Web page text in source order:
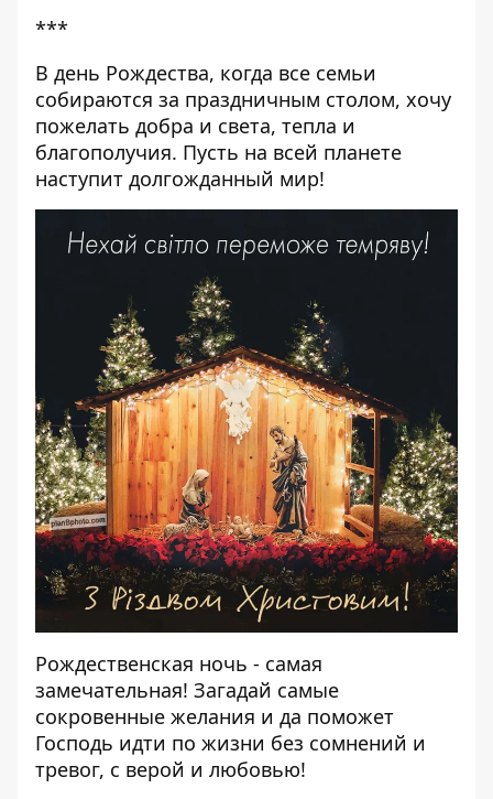
***
В день Рождества, когда все семьи
собираются за праздничным столом, хочу
пожелать добра и света, тепла и
благополучия. Пусть на всей планете
наступит долгожданный мир!
Рождественская ночь - самая
замечательная! Загадай самые
сокровенные желания и да поможет
Господь идти по жизни без сомнений и
тревог, с верой и любовью!